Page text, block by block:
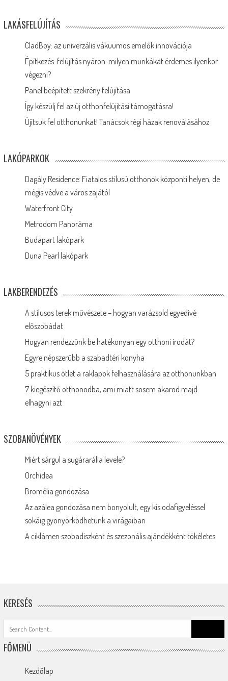
LAKÁSFELÚJÍTÁS
CladBoy: az univerzális vákuumos emelők innovációja
Építkezés-felújítás nyáron: milyen munkákat érdemes ilyenkor
végezni?
Panel beépített szekrény felújítása
Így készülj fel az új otthonfelújítási támogatásra!
Újítsuk fel otthonunkat! Tanácsok régi házak renoválásához
LAKÓPARKOK
Dagály Residence: Fiatalos stílusú otthonok központi helyen, de
mégis védve a város zajától
Waterfront City
Metrodom Panoráma
Budapart lakópark
Duna Pearl lakópark
LAKBERENDEZÉS
A stílusos terek művészete – hogyan varázsold egyedivé
előszobádat
Hogyan rendezzünk be hatékonyan egy otthoni irodát?
Egyre népszerűbb a szabadtéri konyha
5 praktikus ötlet a raklapok felhasználására az otthonunkban
7 kiegészítő otthonodba, ami miatt sosem akarod majd
elhagyni azt
SZOBANÖVÉNYEK
Miért sárgul a sugárarália levele?
Orchidea
Bromélia gondozása
Az azálea gondozása nem bonyolult, egy kis odafigyeléssel
sokáig gyönyörködhetünk a virágaiban
A ciklámen szobadíszként és szezonális ajándékként tökéletes
KERESÉS
for:
FŐMENÜ
Kezdőlap